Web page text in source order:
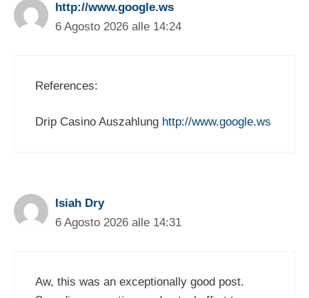
http://www.google.ws
6 Agosto 2026 alle 14:24
References:
Drip Casino Auszahlung http://www.google.ws
Isiah Dry
6 Agosto 2026 alle 14:31
Aw, this was an exceptionally good post.